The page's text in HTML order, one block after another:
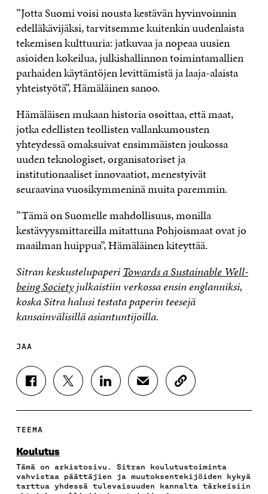
”Jotta Suomi voisi nousta kestävän hyvinvoinnin
edelläkävijäksi, tarvitsemme kuitenkin uudenlaista
tekemisen kulttuuria: jatkuvaa ja nopeaa uusien
asioiden kokeilua, julkishallinnon toimintamallien
parhaiden käytäntöjen levittämistä ja laaja-alaista
yhteistyötä”, Hämäläinen sanoo.
Hämäläisen mukaan historia osoittaa, että maat,
jotka edellisten teollisten vallankumousten
yhteydessä omaksuivat ensimmäisten joukossa
uuden teknologiset, organisatoriset ja
institutionaaliset innovaatiot, menestyivät
seuraavina vuosikymmeninä muita paremmin.
”Tämä on Suomelle mahdollisuus, monilla
kestävyysmittareilla mitattuna Pohjoismaat ovat jo
maailman huippua”, Hämäläinen kiteyttää.
Sitran keskustelupaperiTowards a Sustainable Well-
being Societyjulkaistiin verkossa ensin englanniksi,
koska Sitra halusi testata paperin teesejä
kansainvälisillä asiantuntijoilla.
JAA
J
A
A
E
O
O
J
A
E
R
J
A
D
I
J
A
P
O
K
O
T
I
TEEMA
Koulutus
Tämä on arkistosivu. Sitran koulutustoiminta
vahvistaa päättäjien ja muutoksentekijöiden kykyä
tarttua yhdessä tulevaisuuden kannalta tärkeisiin